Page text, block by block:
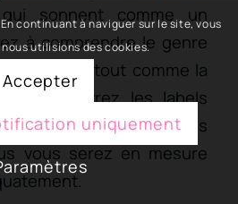
sonnent comme un
à comprendre le genre
aimez, tout comme la
découvrez les labels
un artiste sort. Plus vous
vous serez en mesure
continuant à naviguer sur le site, vous
utilisions des cookies.
Accepter
uniquement